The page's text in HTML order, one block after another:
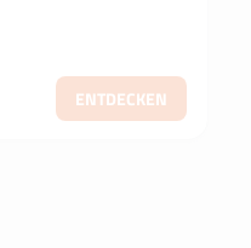
ENTDECKEN